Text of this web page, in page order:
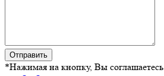
Отправить
*Нажимая на кнопку, Вы соглашаетесь